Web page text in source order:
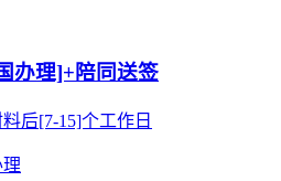
办理]+陪同送签
后[7-15]个工作日
理